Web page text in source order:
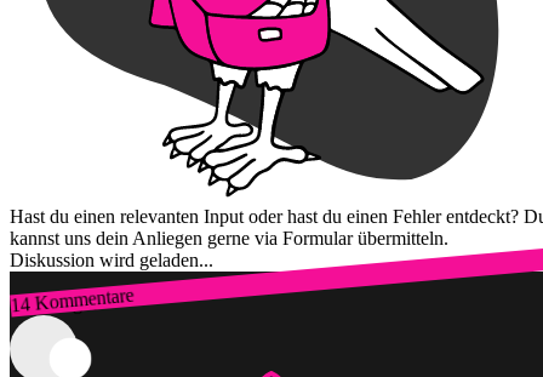
Hast du einen relevanten Input oder hast du einen Fehler entdeckt?
kannst uns dein Anliegen gerne via Formular übermitteln.
Diskussion wird geladen...
14 Kommentare
Zum Login